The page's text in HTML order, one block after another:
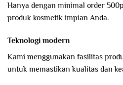
Hanya dengan minimal order
produk kosmetik impian Anda.
Teknologi modern
Kami menggunakan fasilitas
untuk memastikan kualitas dan